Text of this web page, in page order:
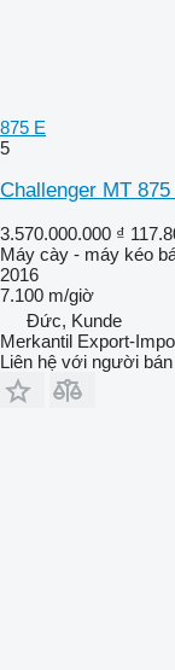
875 E
5
Challenger MT 875
3.570.000.000 ₫
Máy cày - máy kéo
2016
7.100 m/giờ
Đức, Kunde
Merkantil Export-
Liên hệ với người bán